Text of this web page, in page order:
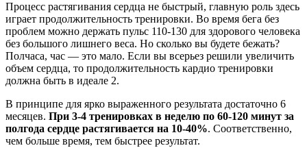
Процесс растягивания сердца не быстрый, главную роль здесь
играет продолжительность тренировки. Во время бега без
проблем можно держать пульс 110-130 для здорового человека
без большого лишнего веса. Но сколько вы будете бежать?
Полчаса, час — это мало. Если вы всерьез решили увеличить
объем сердца, то продолжительность кардио тренировки
должна быть в идеале 2.
В принципе для ярко выраженного результата достаточно 6
месяцев. При 3-4 тренировках в неделю по 60-120 минут за
полгода сердце растягивается на 10-40%. Соответственно,
чем больше время, тем быстрее результат.